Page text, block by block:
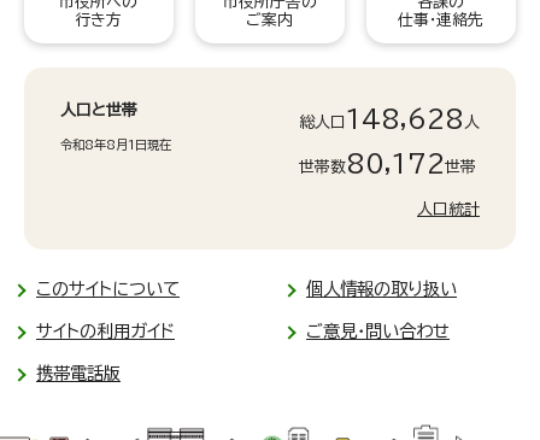
行き方
ご案内
仕事・連絡先
人口と世帯
令和8年8月1日現在
総人口 148,628 人
世帯数80,172世帯
人口統計
このサイトについて 個人情報の取り扱い
サイトの利用ガイド ご意見・問い合わせ
携帯電話版